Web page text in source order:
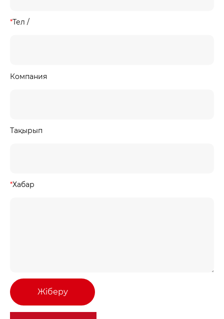
*Тел /
Компания
Тақырып
*Хабар
Жіберу